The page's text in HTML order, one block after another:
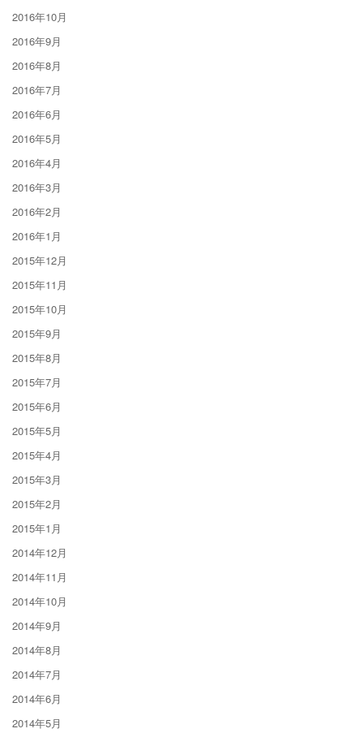
2016年10月
2016年9月
2016年8月
2016年7月
2016年6月
2016年5月
2016年4月
2016年3月
2016年2月
2016年1月
2015年12月
2015年11月
2015年10月
2015年9月
2015年8月
2015年7月
2015年6月
2015年5月
2015年4月
2015年3月
2015年2月
2015年1月
2014年12月
2014年11月
2014年10月
2014年9月
2014年8月
2014年7月
2014年6月
2014年5月